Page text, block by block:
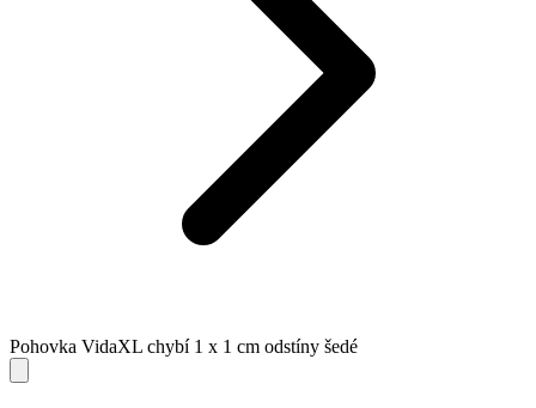
Pohovka VidaXL chybí 1 x 1 cm odstíny šedé